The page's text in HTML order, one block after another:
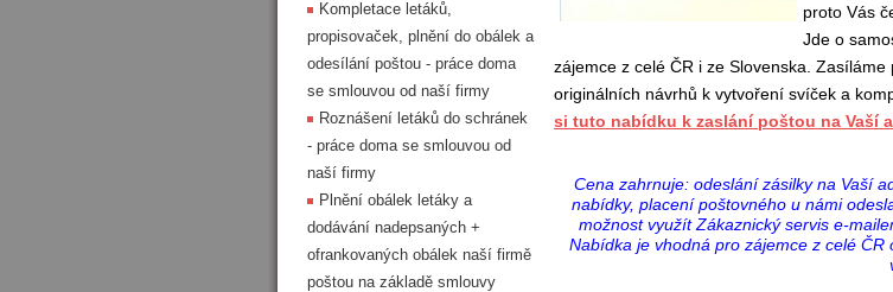
proto Vás
Jde o
zájemce z celé ČR i ze Slovenska. Zasíláme
originálních návrhů k vytvoření svíček a
si tuto nabídku k zaslání poštou na Vaší
Cena zahrnuje: odeslání zásilky na Vaší
nabídky, placení poštovného u námi
možnost využít Zákaznický servis e-
Nabídka je vhodná pro zájemce z celé
Kompletace letáků,
propisovaček, plnění do obálek a
odesílání poštou - práce doma
se smlouvou od naší firmy
Roznášení letáků do schránek
- práce doma se smlouvou od
naší firmy
Plnění obálek letáky a
dodávání nadepsaných +
ofrankovaných obálek naší firmě
poštou na základě smlouvy